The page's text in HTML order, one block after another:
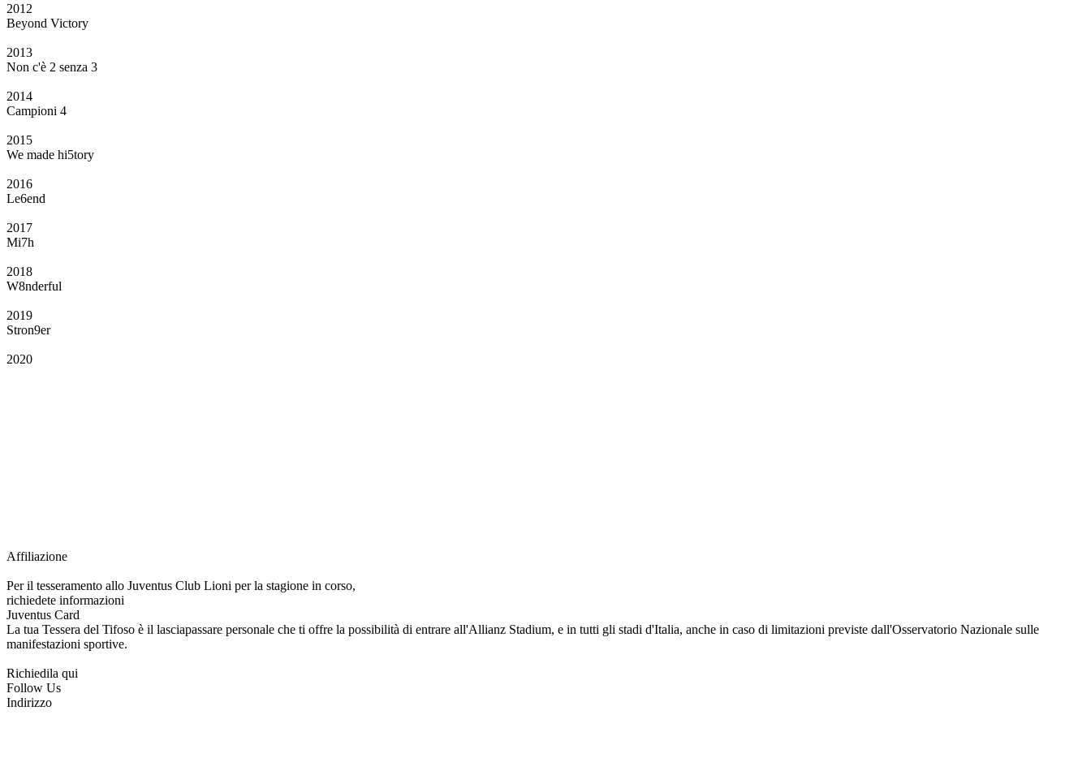
2012
Beyond Victory
2013
Non c'è 2 senza 3
2014
Campioni 4
2015
We made hi5tory
2016
Le6end
2017
Mi7h
2018
W8nderful
2019
Stron9er
2020
Affiliazione
Per il tesseramento allo Juventus Club Lioni per la stagione in corso,
richiedete informazioni
Juventus Card
La tua Tessera del Tifoso è il lasciapassare personale che ti offre la possibilità di entrare all'Allianz Stadium, e in tutti gli stadi d'Italia, anche in caso di limitazioni previste dall'Osservatorio Nazionale sulle
manifestazioni sportive.
Richiedila qui
Follow Us
Indirizzo